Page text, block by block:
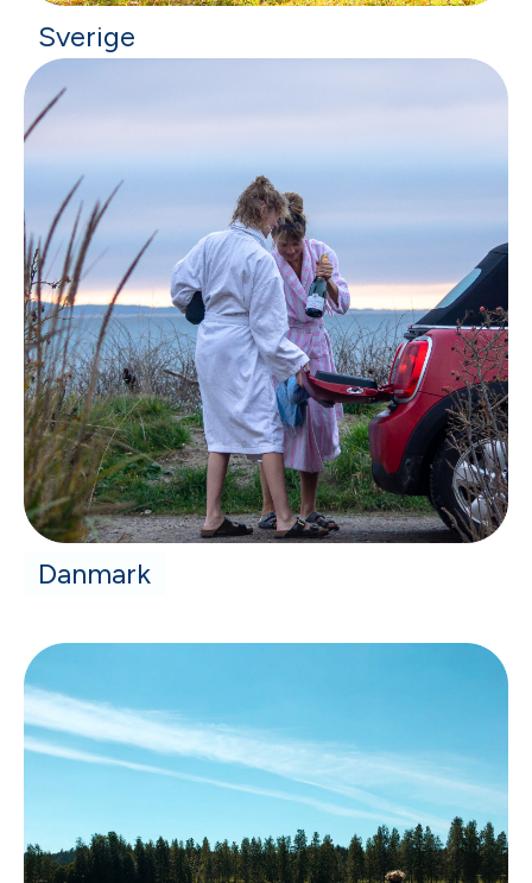
Sverige
Danmark